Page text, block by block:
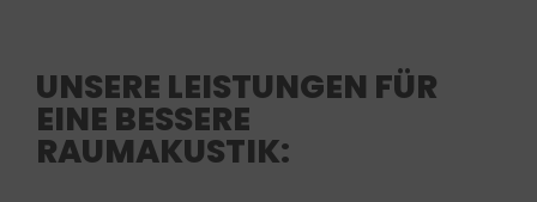
UNSERE LEISTUNGEN FÜR
EINE BESSERE
RAUMAKUSTIK: